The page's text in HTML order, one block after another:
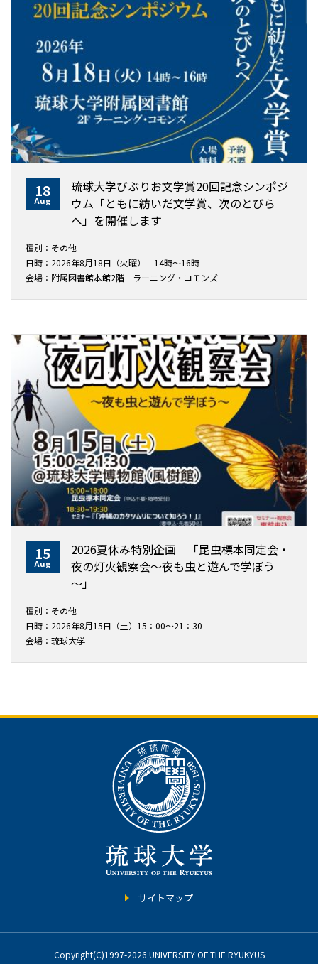
18
Aug
琉球大学びぶりお文学賞20回記念シンポジ
ウム「ともに紡いだ文学賞、次のとびら
へ」を開催します
種別：その他
日時：2026年8月18日（火曜） 14時～16時
会場：附属図書館本館2階 ラーニング・コモンズ
15
Aug
2026夏休み特別企画 「昆虫標本同定会・
夜の灯火観察会～夜も虫と遊んで学ぼう
～」
種別：その他
日時：2026年8月15日（土）15：00～21：30
会場：琉球大学
サイトマップ
Copyright(C)1997-2026 UNIVERSITY OF THE RYUKYUS